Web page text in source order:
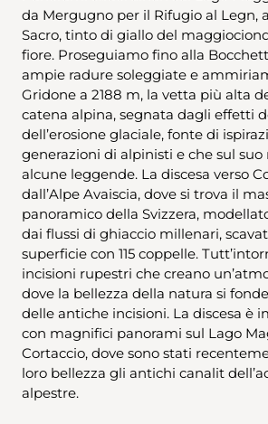
da Mergugno per il Rifugio al Legn,
Sacro, tinto di giallo del
fiore. Proseguiamo fino alla
ampie radure soleggiate e
Gridone a 2188 m, la vetta più alta
catena alpina, segnata dagli effetti
dell’erosione glaciale, fonte di
generazioni di alpinisti e che sul
alcune leggende. La discesa verso
dall’Alpe Avaiscia, dove si trova il
panoramico della Svizzera,
dai flussi di ghiaccio millenari,
superficie con 115 coppelle.
incisioni rupestri che creano
dove la bellezza della natura si
delle antiche incisioni. La discesa è
con magnifici panorami sul Lago
Cortaccio, dove sono stati
loro bellezza gli antichi canalit
alpestre.